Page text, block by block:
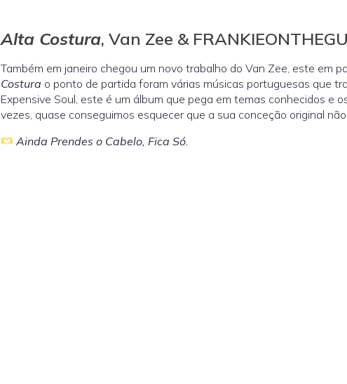
Alta Costura, Van Zee &
Também em janeiro chegou um novo trabalho do Van Zee, este em
Costura o ponto de partida foram várias músicas portuguesas que
Expensive Soul, este é um álbum que pega em temas conhecidos e
vezes, quase conseguimos esquecer que a sua conceção original
Ainda Prendes o Cabelo, Fica Só.